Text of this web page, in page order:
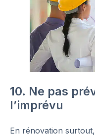
10. Ne pas
l’imprévu
En rénovation